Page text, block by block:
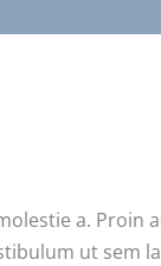
a. Proin
ut sem